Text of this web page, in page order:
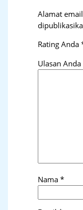
Alamat
Rating Anda
Ulasan Anda
Nama*